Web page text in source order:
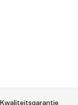
Kwaliteitsgarantie